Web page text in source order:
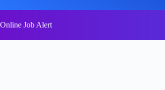
to
content
Online Job Alert